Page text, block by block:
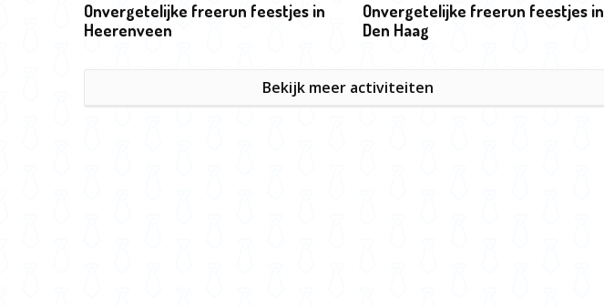
Onvergetelijke freerun feestjes in
Heerenveen
Onvergetelijke freerun feestjes in
Den Haag
Bekijk meer activiteiten